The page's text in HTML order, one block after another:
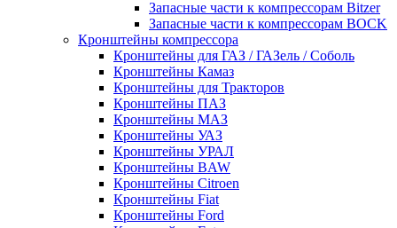
Запасные части к компрессорам Bitzer
Запасные части к компрессорам BOCK
Кронштейны компрессора
Кронштейны для ГАЗ / ГАЗель / Соболь
Кронштейны Камаз
Кронштейны для Тракторов
Кронштейны ПАЗ
Кронштейны МАЗ
Кронштейны УАЗ
Кронштейны УРАЛ
Кронштейны BAW
Кронштейны Citroen
Кронштейны Fiat
Кронштейны Ford